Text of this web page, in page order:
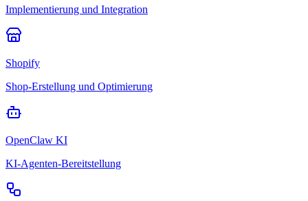
Implementierung und Integration
Shopify
Shop-Erstellung und Optimierung
OpenClaw KI
KI-Agenten-Bereitstellung